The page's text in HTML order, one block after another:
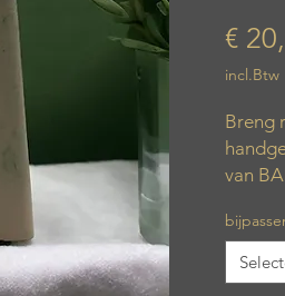
€
incl.Btw
Breng
van